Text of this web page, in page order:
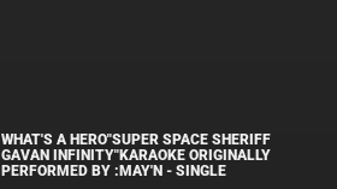
WHAT'S A HERO"SUPER SPACE SHERIFF
GAVAN INFINITY"KARAOKE ORIGINALLY
PERFORMED BY :MAY'N - SINGLE